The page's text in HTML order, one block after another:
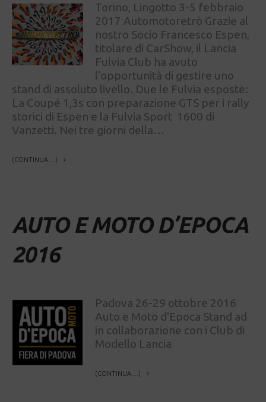
Torino, Lingotto 3-5 febbraio
2017 Automotoretrò Grazie al
nostro Socio Francesco Espen,
titolare di CarShow, il Lancia
Fulvia Club ha avuto
l'opportunità di gestire uno
stand di assoluto livello. Due le Fulvia esposte:
La Coupé 1,3s con preparazione GTS per i rally
storici di Espen e la Fulvia Sport 1600 di
Vanzetti. Nei tre giorni della…
(CONTINUA....)
AUTO E MOTO D’EPOCA
2016
Padova 26-29 ottobre 2016
Auto e Moto d'Epoca Stand ad
in collaborazione con i Club di
Modello Lancia
(CONTINUA....)